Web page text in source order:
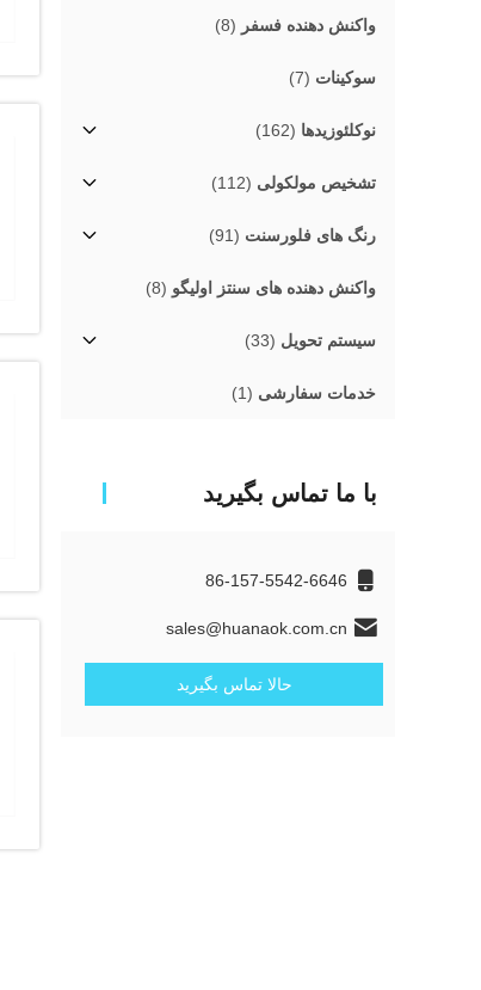
واکنش دهنده فسفر (8)
سوکینات (7)
نوکلئوزیدها (162)
تشخیص مولکولی (112)
رنگ های فلورسنت (91)
واکنش دهنده های سنتز اولیگو (8)
سیستم تحویل (33)
خدمات سفارشی (1)
با ما تماس بگیرید
86-157-5542-6646
sales@huanaok.com.cn
حالا تماس بگیرید